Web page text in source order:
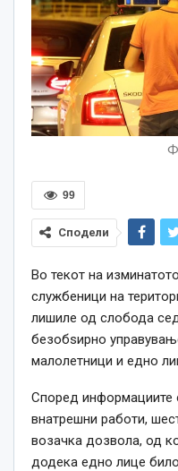
99
Сподели
Во текот на
службеници на
лишиле од слобода
безобѕирно
малолетници и едно
Според информациите
внатрешни работи,
возачка дозвола, од
додека едно лице